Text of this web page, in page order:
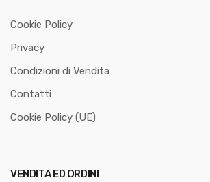
Cookie Policy
Privacy
Condizioni di Vendita
Contatti
Cookie Policy (UE)
VENDITA ED ORDINI